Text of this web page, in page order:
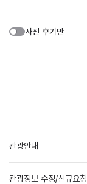
사진 후기만
관광안내
관광정보 수정/신규요청